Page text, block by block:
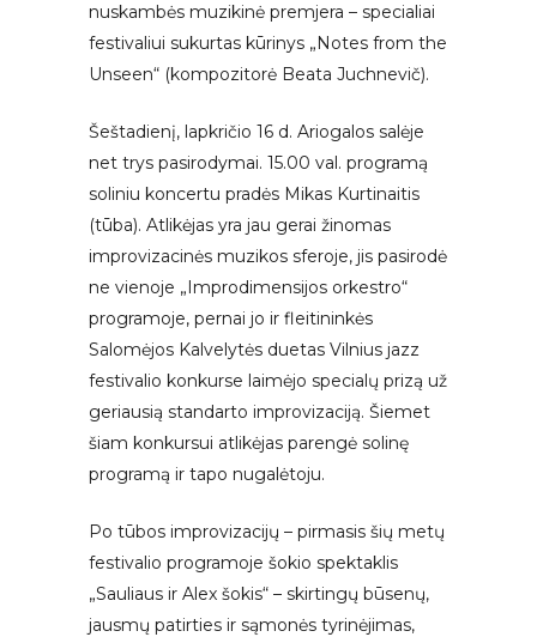
nuskambės muzikinė premjera – specialiai
festivaliui sukurtas kūrinys „Notes from the
Unseen“ (kompozitorė Beata Juchnevič).
Šeštadienį, lapkričio 16 d. Ariogalos salėje
net trys pasirodymai. 15.00 val. programą
soliniu koncertu pradės Mikas Kurtinaitis
(tūba). Atlikėjas yra jau gerai žinomas
improvizacinės muzikos sferoje, jis pasirodė
ne vienoje „Improdimensijos orkestro“
programoje, pernai jo ir fleitininkės
Salomėjos Kalvelytės duetas Vilnius jazz
festivalio konkurse laimėjo specialų prizą už
geriausią standarto improvizaciją. Šiemet
šiam konkursui atlikėjas parengė solinę
programą ir tapo nugalėtoju.
Po tūbos improvizacijų – pirmasis šių metų
festivalio programoje šokio spektaklis
„Sauliaus ir Alex šokis“ – skirtingų būsenų,
jausmų patirties ir sąmonės tyrinėjimas,